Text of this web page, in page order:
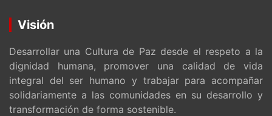
Visión
Desarrollar una Cultura de Paz desde el respeto a la
dignidad humana, promover una calidad de vida
integral del ser humano y trabajar para acompañar
solidariamente a las comunidades en su desarrollo y
transformación de forma sostenible.